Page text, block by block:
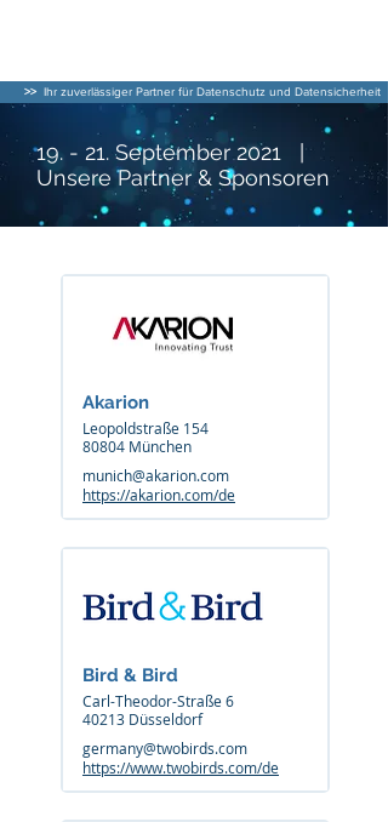
>> Ihr zuverlässiger Partner für Datenschutz und Datensicherheit
19. - 21. September 2021 |
Unsere Partner & Sponsoren
Akarion
Leopoldstraße 154
80804 München
munich@akarion.com
https://akarion.com/de
Bird & Bird
Carl-Theodor-Straße 6
40213 Düsseldorf
germany@twobirds.com
https://www.twobirds.com/de